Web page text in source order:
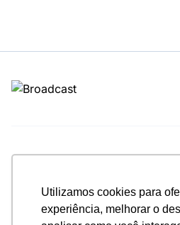
Utilizamos cookies para
experiência, melhorar o
Notícias